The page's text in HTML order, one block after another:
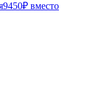
9450₽ вместо